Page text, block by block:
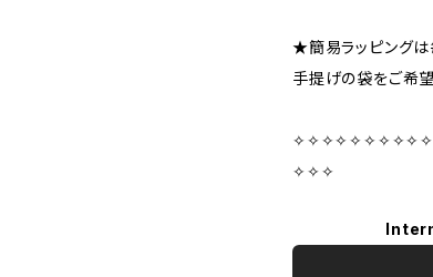
★簡易ラッピングは
手提げの袋をご希望
✧✧✧